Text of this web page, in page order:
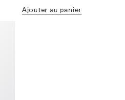
Ajouter au panier